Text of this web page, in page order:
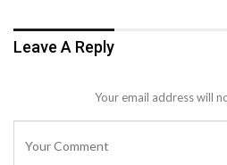
Leave A Reply
Your email address will